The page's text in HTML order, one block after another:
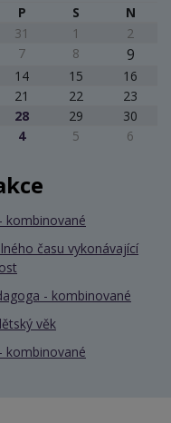
P S
N
31 1
2
7 8 9
14 15
16
21 22
23
28 29
30
4 5 6
kombinované
času vykonávající
- kombinované
věk
kombinované